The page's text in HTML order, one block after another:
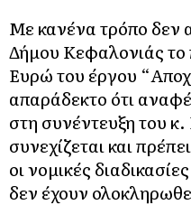
Με κανένα τρόπο δεν
Δήμου Κεφαλονιάς
Ευρώ του έργου
απαράδεκτο ότι
στη συνέντευξη του
συνεχίζεται και
οι νομικές
δεν έχουν